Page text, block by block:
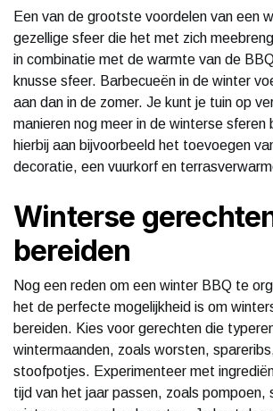
Een van de grootste voordelen van een
gezellige sfeer die het met zich
in combinatie met de warmte van de
knusse sfeer. Barbecueën in de winter
aan dan in de zomer. Je kunt je tuin op
manieren nog meer in de winterse sferen
hierbij aan bijvoorbeeld het toevoegen
decoratie, een vuurkorf en
Winterse
bereiden
Nog een reden om een winter BBQ te
het de perfecte mogelijkheid is om
bereiden. Kies voor gerechten die
wintermaanden, zoals worsten,
stoofpotjes. Experimenteer met
tijd van het jaar passen, zoals pompoen,